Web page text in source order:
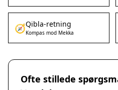
🧭Qibla-retning
Kompas mod Mekka
Ofte stillede